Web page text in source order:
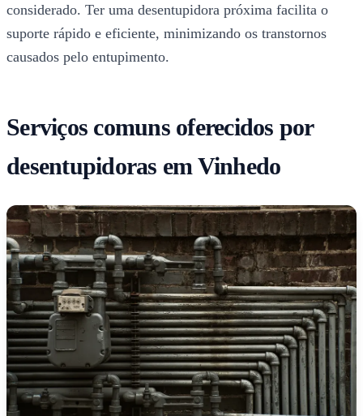
considerado. Ter uma desentupidora próxima facilita o
suporte rápido e eficiente, minimizando os transtornos
causados pelo entupimento.
Serviços comuns oferecidos por
desentupidoras em Vinhedo